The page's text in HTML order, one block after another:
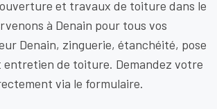
et travaux de toiture dans le
à Denain pour tous vos
Denain, zinguerie, étanchéité, pose
de toiture. Demandez votre
via le formulaire.